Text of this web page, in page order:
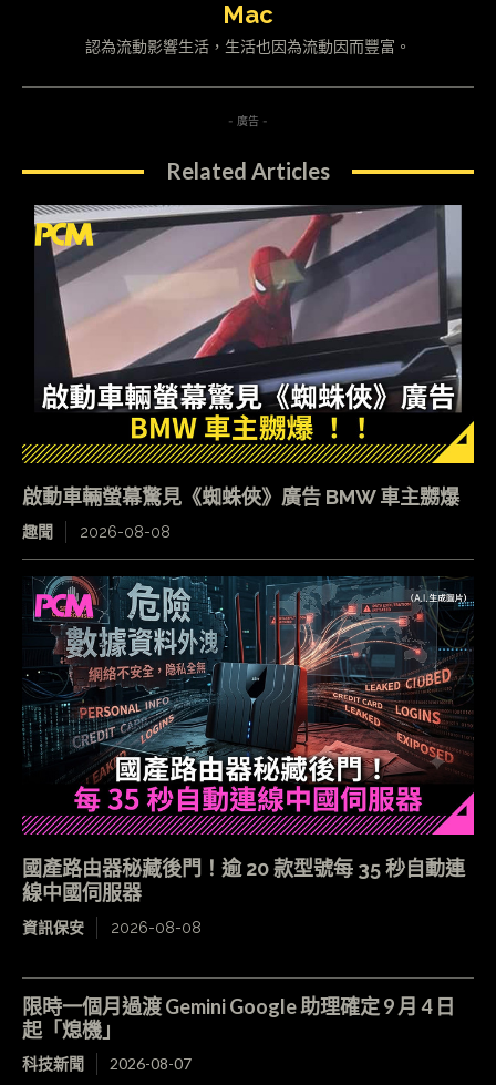
Mac
認為流動影響生活，生活也因為流動因而豐富。
- 廣告 -
Related Articles
啟動車輛螢幕驚見《蜘蛛俠》廣告 BMW 車主嬲爆
趣聞 2026-08-08
國產路由器秘藏後門！逾 20 款型號每 35 秒自動連
線中國伺服器
資訊保安 2026-08-08
限時一個月過渡 Gemini Google 助理確定 9 月 4 日
起「熄機」
科技新聞 2026-08-07